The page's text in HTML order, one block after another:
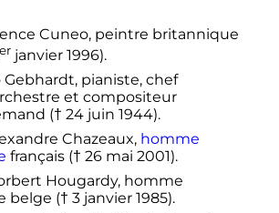
Cuneo, peintre britannique
er janvier 1996).
Gebhardt, pianiste, chef
et compositeur
(† 24 juin 1944).
Chazeaux, homme
français († 26 mai 2001).
Hougardy, homme
belge († 3 janvier 1985).